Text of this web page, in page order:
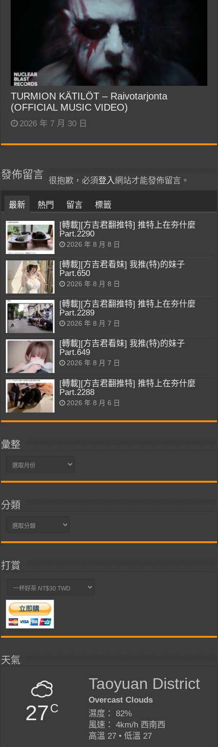
TURMION KÄTILÖT – Raivotarjonta
(OFFICIAL MUSIC VIDEO)
2026 年 7 月 30 日
發佈留言
很抱歉，必須登入網站才能發佈留言。
最新 熱門 留言 標籤
[轉載][方吉君翻推特] 推特上在夯什麼
Part.2290
2026 年 8 月 8 日
[轉載][方吉君看妹] 我推(特)的妹子
Part.650
2026 年 8 月 8 日
[轉載][方吉君翻推特] 推特上在夯什麼
Part.2289
2026 年 8 月 7 日
[轉載][方吉君看妹] 我推(特)的妹子
Part.649
2026 年 8 月 7 日
[轉載][方吉君翻推特] 推特上在夯什麼
Part.2288
2026 年 8 月 6 日
彙整
彙
分類
分
打賞
天氣
27C
Taoyuan District
Overcast Clouds
濕度： 82%
風速： 4km/h 西南西
高溫 27 • 低溫 27